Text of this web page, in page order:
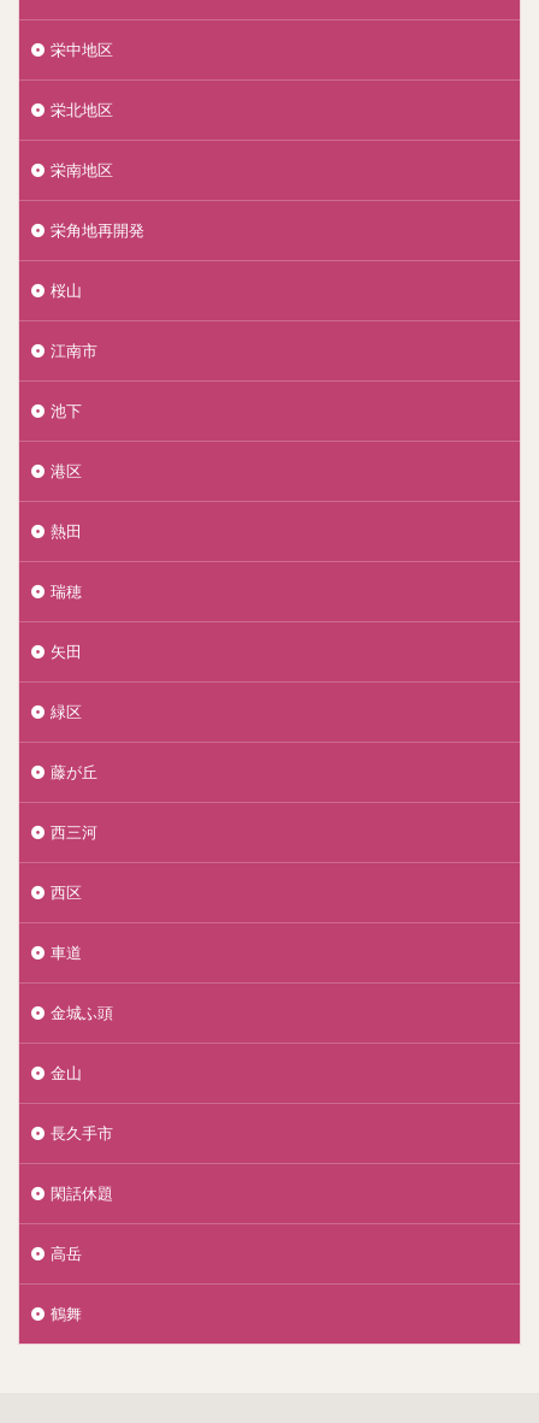
栄中地区
栄北地区
栄南地区
栄角地再開発
桜山
江南市
池下
港区
熱田
瑞穂
矢田
緑区
藤が丘
西三河
西区
車道
金城ふ頭
金山
長久手市
閑話休題
高岳
鶴舞